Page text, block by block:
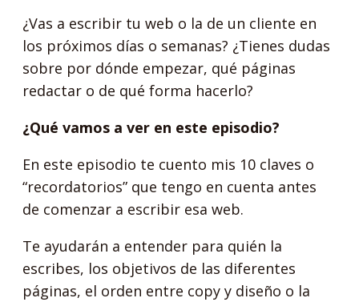
¿Vas a escribir tu web o la de un cliente en
los próximos días o semanas? ¿Tienes dudas
sobre por dónde empezar, qué páginas
redactar o de qué forma hacerlo?
¿Qué vamos a ver en este episodio?
En este episodio te cuento mis 10 claves o
“recordatorios” que tengo en cuenta antes
de comenzar a escribir esa web.
Te ayudarán a entender para quién la
escribes, los objetivos de las diferentes
páginas, el orden entre copy y diseño o la